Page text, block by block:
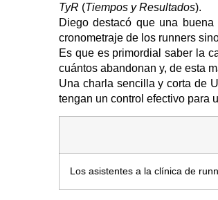
TyR (Tiempos y Resultados).
Diego destacó que una
cronometraje de los runners
Es que es primordial saber la
cuántos abandonan y, de esta
Una charla sencilla y corta de
tengan un control efectivo para
Los asistentes a la clínica de